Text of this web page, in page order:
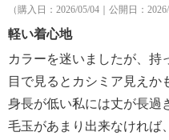
（購入日：2026/05/04｜公開日：2026/
軽い着心地
カラーを迷いましたが、持
目で見るとカシミア見えか
身長が低い私には丈が長過
毛玉があまり出来なければ